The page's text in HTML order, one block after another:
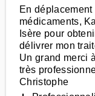
En
médicaments,
Isère pour
délivrer mon
Un grand merci
très
Christophe